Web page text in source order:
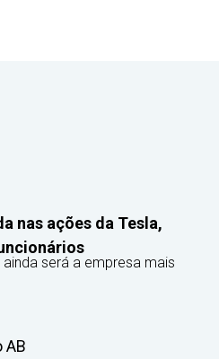
nas ações da Tesla,
será a empresa mais
AB